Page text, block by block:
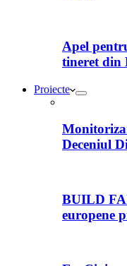
Apel
tineret din
Proiecte
Deceniul
BUILD
europene